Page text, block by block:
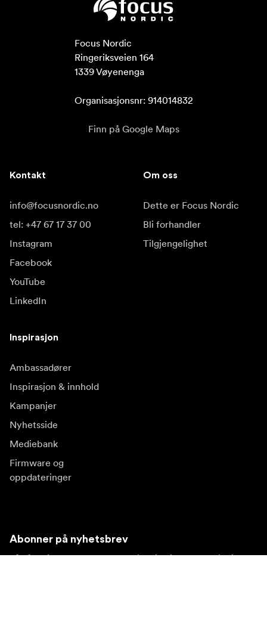
Focus Nordic
Ringeriksveien 164
1339 Vøyenenga
Organisasjonsnr: 914014832
Finn på Google Maps
Kontakt
info@focusnordic.no
tel: +47 67 17 37 00
Instagram
Facebook
YouTube
LinkedIn
Om oss
Dette er Focus Nordic
Bli forhandler
Tilgjengelighet
Inspirasjon
Ambassadører
Inspirasjon & innhold
Kampanjer
Nyhetsside
Mediebank
Firmware og
oppdateringer
Abonner på nyhetsbrev
Få våre siste produktnyheter, inspirasjon og spesialtilbud.